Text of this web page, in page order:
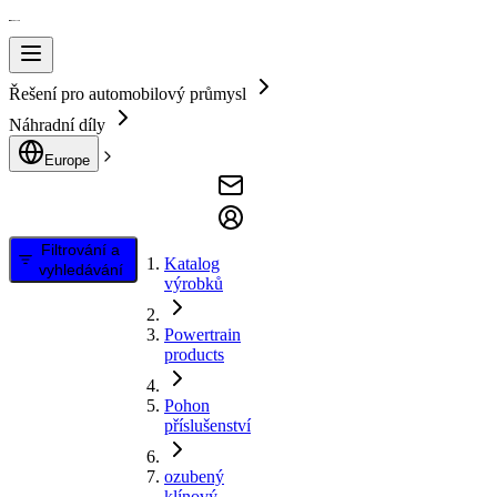
Řešení pro automobilový průmysl
Náhradní díly
Europe
Filtrování a
vyhledávání
Katalog
výrobků
Powertrain
products
Pohon
příslušenství
ozubený